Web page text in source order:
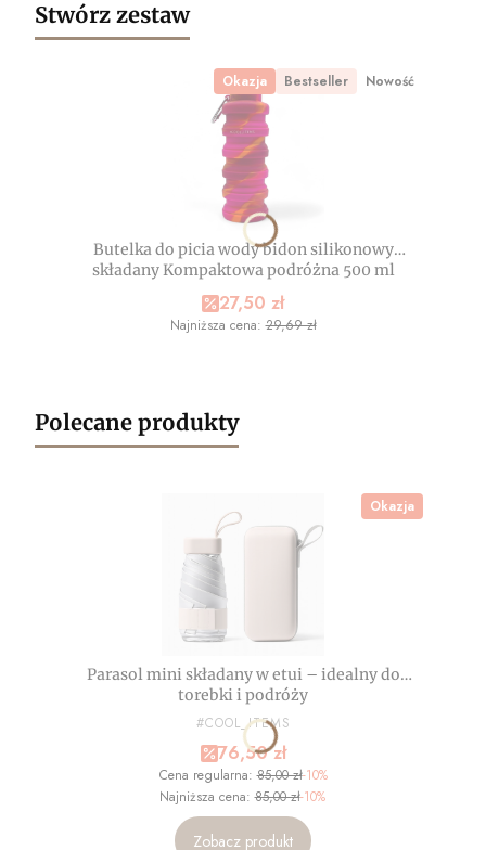
Stwórz zestaw
Okazja Bestseller Nowość
Butelka do picia wody bidon silikonowy
składany Kompaktowa podróżna 500 ml
Cena promocyjna
27,50 zł
Najniższa cena: 29,69 zł
Polecane produkty
Okazja
Parasol mini składany w etui – idealny do
torebki i podróży
PRODUCENT
#COOL_ITEMS
Cena promocyjna
76,50 zł
Cena regularna: 85,00 zł-10%
Najniższa cena: 85,00 zł-10%
Zobacz produkt